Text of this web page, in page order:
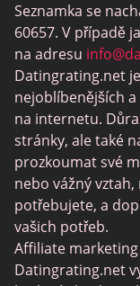
MeetMindful
Seznamka BDSM
BBPeopleMeet
Stránky Sugar
JPeopleMeet
Trans Seznamka
Senior Datování
MyLOL
Gay Seznamka
Seznamka se
60657. V případě
na adresu
Datingrating.net
nejoblíbenějších
na internetu.
stránky, ale také
prozkoumat své
nebo vážný
potřebujete, a
vašich potřeb.
Affiliate
Datingrating.net